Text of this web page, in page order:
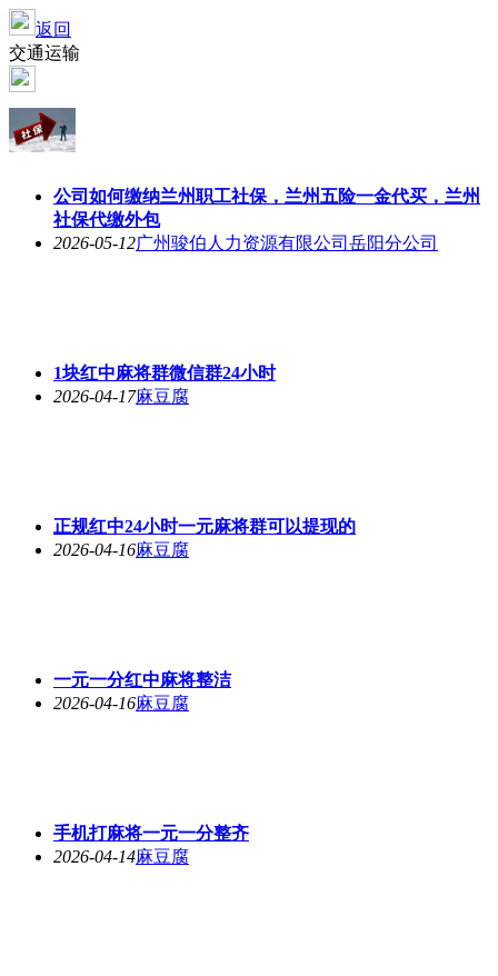
返回
交通运输
公司如何缴纳兰州职工社保，兰州五险一金代买，兰州
社保代缴外包
2026-05-12广州骏伯人力资源有限公司岳阳分公司
1块红中麻将群微信群24小时
2026-04-17麻豆腐
正规红中24小时一元麻将群可以提现的
2026-04-16麻豆腐
一元一分红中麻将整洁
2026-04-16麻豆腐
手机打麻将一元一分整齐
2026-04-14麻豆腐